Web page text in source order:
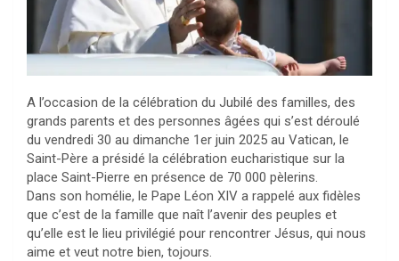
A l’occasion de la célébration du Jubilé des familles, des
grands parents et des personnes âgées qui s’est déroulé
du vendredi 30 au dimanche 1er juin 2025 au Vatican, le
Saint-Père a présidé la célébration eucharistique sur la
place Saint-Pierre en présence de 70 000 pèlerins.
Dans son homélie, le Pape Léon XIV a rappelé aux fidèles
que c’est de la famille que naît l’avenir des peuples et
qu’elle est le lieu privilégié pour rencontrer Jésus, qui nous
aime et veut notre bien, tojours.